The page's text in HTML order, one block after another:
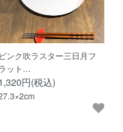
ピンク吹ラスター三日月フ
ット…
円(税込)